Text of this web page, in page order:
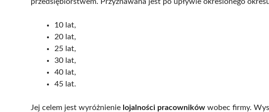
10 lat,
20 lat,
25 lat,
30 lat,
40 lat,
45 lat.
Jej celem jest wyróżnienie lojalności pracowników wobec firmy.